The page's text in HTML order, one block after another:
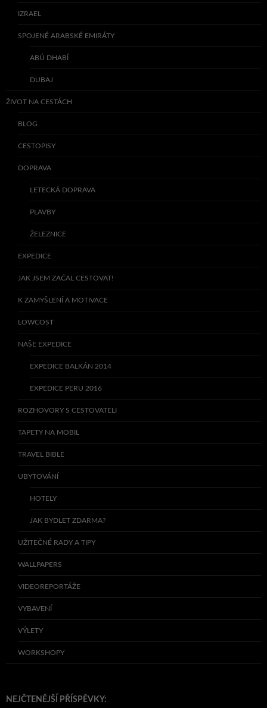
IZRAEL
SPOJENÉ ARABSKÉ EMIRÁTY
ABÚ DHABÍ
DUBAJ
ŽIVOT NA CESTÁCH
BLOG
CESTOPISY
DOPRAVA
LETECKÁ DOPRAVA
PLAVBY
ŽELEZNICE
EXPEDICE
JAK JSEM ZAČAL CESTOVAT!
K ZAMYŠLENÍ A MOTIVACE
LOWCOST
NAŠE EXPEDICE
EXPEDICE BALKÁN 2014
EXPEDICE PERU 2016
ROZHOVORY S CESTOVATELI
TAPETY NA MOBIL
TRAVEL BIBLE
UBYTOVÁNÍ
HOTELY
JAK BYDLET ZDARMA?
UŽITEČNÉ RADY A TIPY
WALLPAPERS
VIDEOREPORTÁŽE
VYBAVENÍ
VÝLETY
WORKSHOPY
NEJČTENĚJŠÍ PŘÍSPĚVKY: